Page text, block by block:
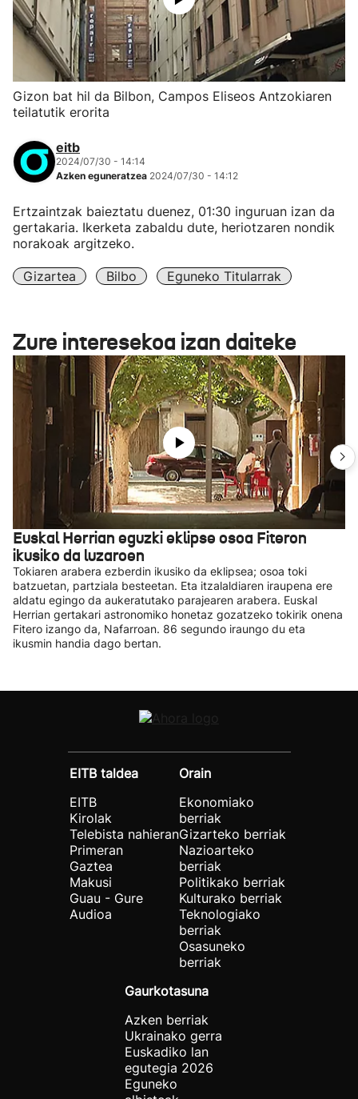
Gizon bat hil da Bilbon, Campos Eliseos Antzokiaren
teilatutik erorita
eitb
2024/07/30 - 14:14
Azken eguneratzea 2024/07/30 - 14:12
Ertzaintzak baieztatu duenez, 01:30 inguruan izan da
gertakaria. Ikerketa zabaldu dute, heriotzaren nondik
norakoak argitzeko.
Gizartea Bilbo Eguneko Titularrak
Zure interesekoa izan daiteke
Euskal Herrian eguzki eklipse osoa Fiteron
ikusiko da luzaroen
Tokiaren arabera ezberdin ikusiko da eklipsea; osoa toki
batzuetan, partziala besteetan. Eta itzalaldiaren iraupena ere
aldatu egingo da aukeratutako parajearen arabera. Euskal
Herrian gertakari astronomiko honetaz gozatzeko tokirik onena
Fitero izango da, Nafarroan. 86 segundo iraungo du eta
ikusmin handia dago bertan.
EITB taldea
EITB
Kirolak
Telebista nahieran
Primeran
Gaztea
Makusi
Guau - Gure
Audioa
Orain
Ekonomiako
berriak
Gizarteko berriak
Nazioarteko
berriak
Politikako berriak
Kulturako berriak
Teknologiako
berriak
Osasuneko
berriak
Gaurkotasuna
Azken berriak
Ukrainako gerra
Euskadiko lan
egutegia 2026
Eguneko